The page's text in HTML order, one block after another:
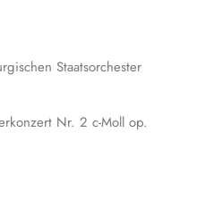
Staatsorchester
Nr. 2 c-Moll op.